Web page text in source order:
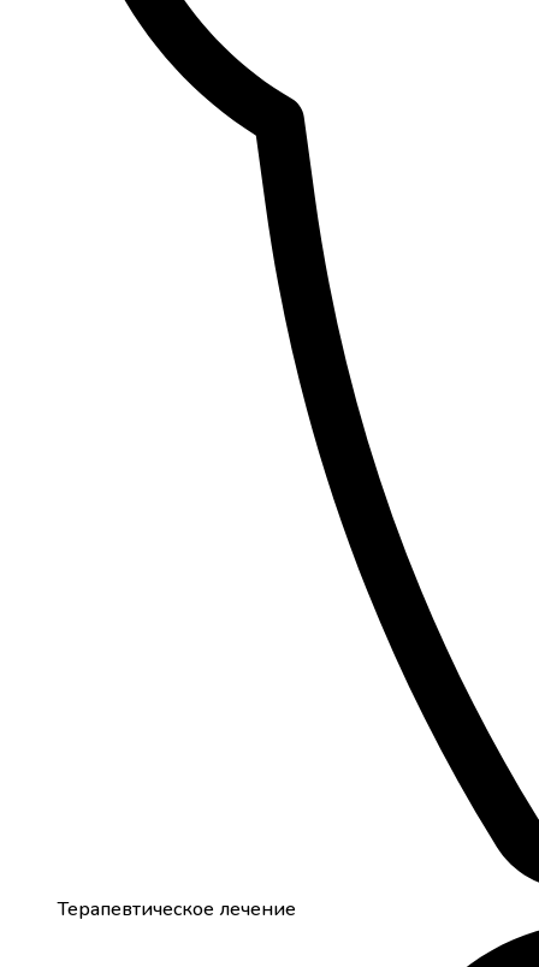
Терапевтическое лечение